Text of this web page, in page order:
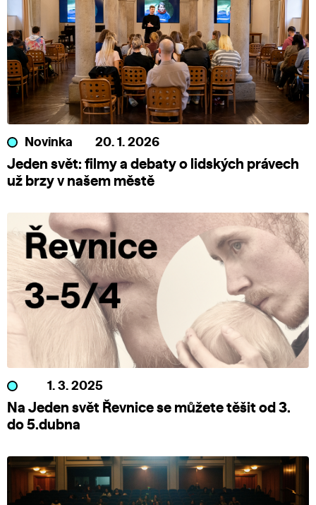
Novinka 20. 1. 2026
Jeden svět: filmy a debaty o lidských právech
už brzy v našem městě
1. 3. 2025
Na Jeden svět Řevnice se můžete těšit od 3.
do 5.dubna